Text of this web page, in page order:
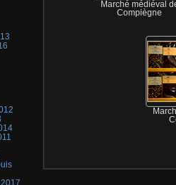
Marché médiéval
Compiègne